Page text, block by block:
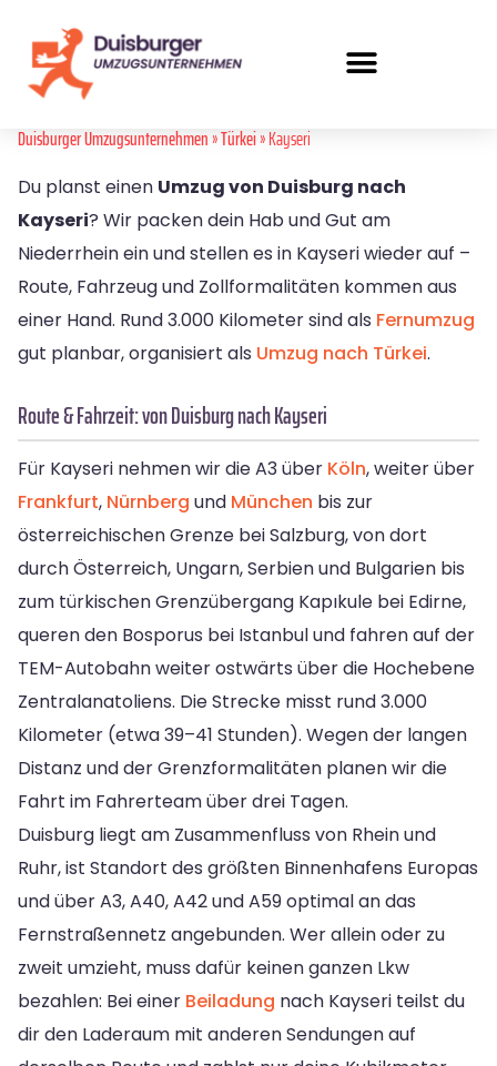
Duisburger Umzugsunternehmen»Türkei» Kayseri
Du planst einen Umzug von Duisburg nach
Kayseri? Wir packen dein Hab und Gut am
Niederrhein ein und stellen es in Kayseri wieder auf –
Route, Fahrzeug und Zollformalitäten kommen aus
einer Hand. Rund 3.000 Kilometer sind als Fernumzug
gut planbar, organisiert als Umzug nach Türkei.
Route & Fahrzeit: von Duisburg nach Kayseri
Für Kayseri nehmen wir die A3 über Köln, weiter über
Frankfurt, Nürnberg und München bis zur
österreichischen Grenze bei Salzburg, von dort
durch Österreich, Ungarn, Serbien und Bulgarien bis
zum türkischen Grenzübergang Kapıkule bei Edirne,
queren den Bosporus bei Istanbul und fahren auf der
TEM-Autobahn weiter ostwärts über die Hochebene
Zentralanatoliens. Die Strecke misst rund 3.000
Kilometer (etwa 39–41 Stunden). Wegen der langen
Distanz und der Grenzformalitäten planen wir die
Fahrt im Fahrerteam über drei Tagen.
Duisburg liegt am Zusammenfluss von Rhein und
Ruhr, ist Standort des größten Binnenhafens Europas
und über A3, A40, A42 und A59 optimal an das
Fernstraßennetz angebunden. Wer allein oder zu
zweit umzieht, muss dafür keinen ganzen Lkw
bezahlen: Bei einer Beiladung nach Kayseri teilst du
dir den Laderaum mit anderen Sendungen auf